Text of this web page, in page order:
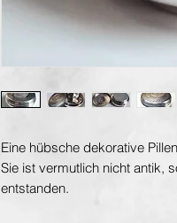
Eine hübsche dekorative
Sie ist vermutlich nicht antik,
entstanden.